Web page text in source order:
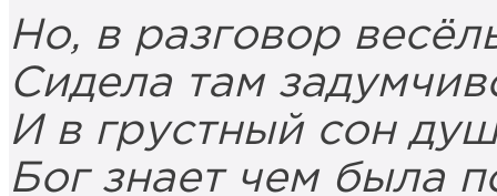
Но, в разговор
Сидела там
И в грустный сон
Бог знает чем была